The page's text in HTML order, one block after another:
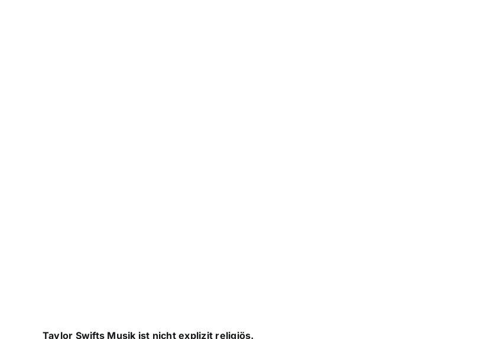
Taylor Swifts Musik ist nicht explizit religiös.